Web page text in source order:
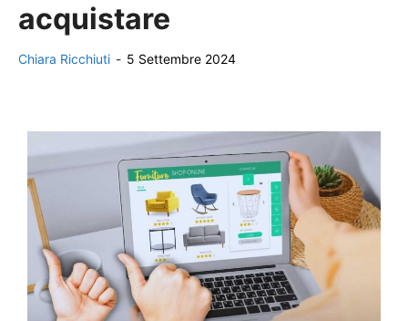
acquistare
Chiara Ricchiuti - 5 Settembre 2024